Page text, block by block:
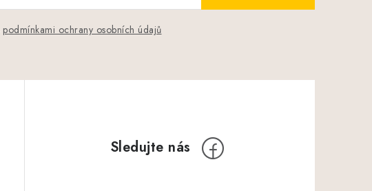
podmínkami ochrany osobních údajů